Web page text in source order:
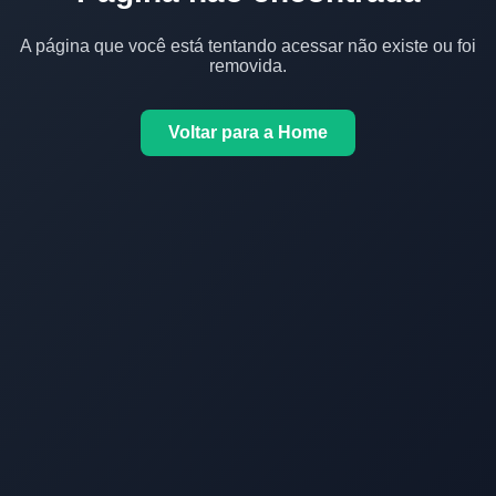
A página que você está tentando acessar não existe ou foi
removida.
Voltar para a Home